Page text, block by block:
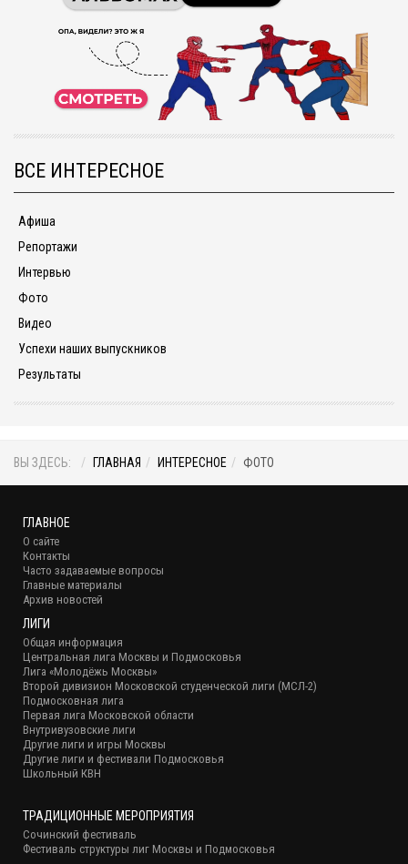
ВСЕ ИНТЕРЕСНОЕ
Афиша
Репортажи
Интервью
Фото
Видео
Успехи наших выпускников
Результаты
ВЫ ЗДЕСЬ: ГЛАВНАЯ ИНТЕРЕСНОЕ ФОТО
ГЛАВНОЕ
О сайте
Контакты
Часто задаваемые вопросы
Главные материалы
Архив новостей
ЛИГИ
Общая информация
Центральная лига Москвы и Подмосковья
Лига «Молодёжь Москвы»
Второй дивизион Московской студенческой лиги (МСЛ-2)
Подмосковная лига
Первая лига Московской области
Внутривузовские лиги
Другие лиги и игры Москвы
Другие лиги и фестивали Подмосковья
Школьный КВН
ТРАДИЦИОННЫЕ МЕРОПРИЯТИЯ
Сочинский фестиваль
Фестиваль структуры лиг Москвы и Подмосковья